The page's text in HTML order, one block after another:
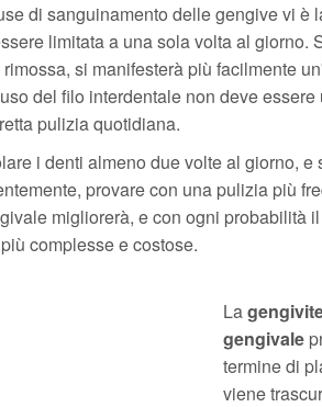
di sanguinamento delle gengive vi è
limitata a una sola volta al giorno.
si manifesterà più facilmente
del filo interdentale non deve
pulizia quotidiana.
i denti almeno due volte al giorno,
provare con una pulizia più
migliorerà, e con ogni probabilità
complesse e costose.
La
gengivale
termine di
viene